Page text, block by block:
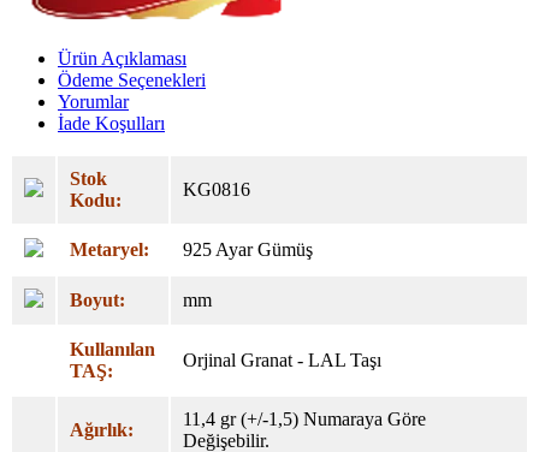
Ürün Açıklaması
Ödeme Seçenekleri
Yorumlar
İade Koşulları
Stok
Kodu:
KG0816
Metaryel: 925 Ayar Gümüş
Boyut: mm
Kullanılan
TAŞ:
Orjinal Granat - LAL Taşı
Ağırlık:
11,4 gr (+/-1,5) Numaraya Göre
Değişebilir.